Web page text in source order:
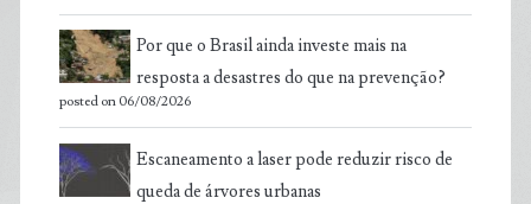
Por que o Brasil ainda investe mais na
resposta a desastres do que na prevenção?
posted on 06/08/2026
Escaneamento a laser pode reduzir risco de
queda de árvores urbanas